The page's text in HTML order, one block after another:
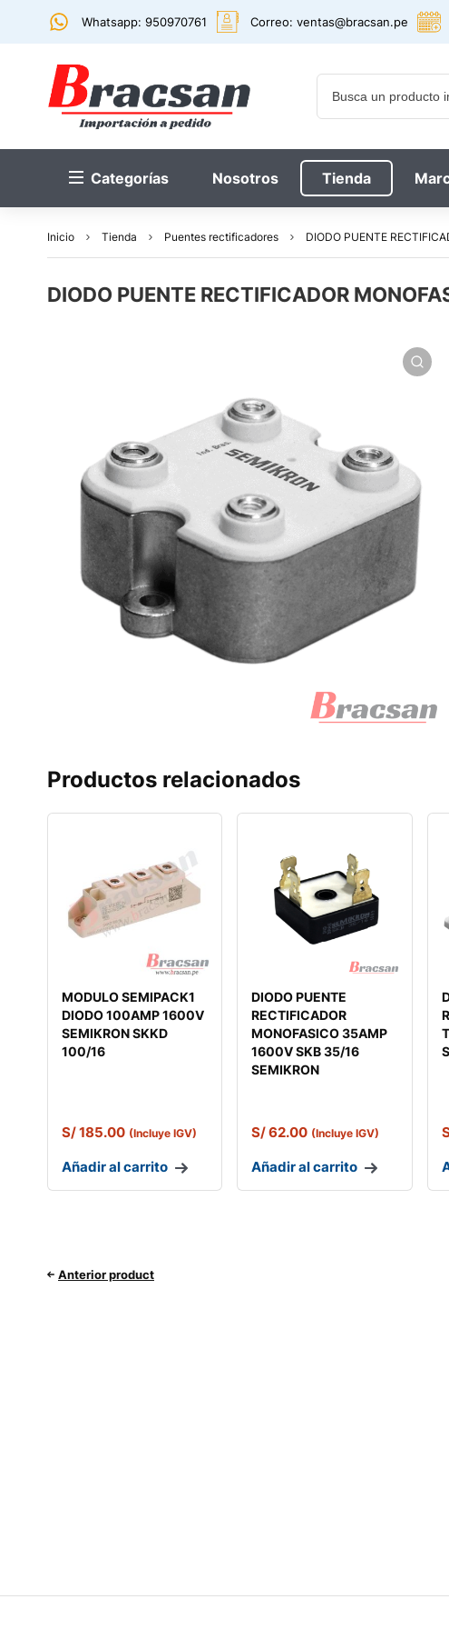
Whatsapp: 950970761 Correo: ventas@bracsan.pe
Categorías Nosotros Tienda
Inicio Tienda Puentes rectificadores DIODO PUENTE
DIODO PUENTE RECTIFICADOR
Productos relacionados
MODULO SEMIPACK1
DIODO 100AMP 1600V
SEMIKRON SKKD
100/16
S/185.00 (Incluye IGV)
Añadir al carrito
DIODO PUENTE
RECTIFICADOR
MONOFASICO 35AMP
1600V SKB 35/16
SEMIKRON
S/62.00 (Incluye IGV)
Añadir al carrito
Anterior product